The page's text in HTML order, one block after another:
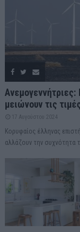
μειώνουν τις
17 Αυγούστου 2024
Κορυφαίος έλληνας
αλλάζουν την συχνότητα